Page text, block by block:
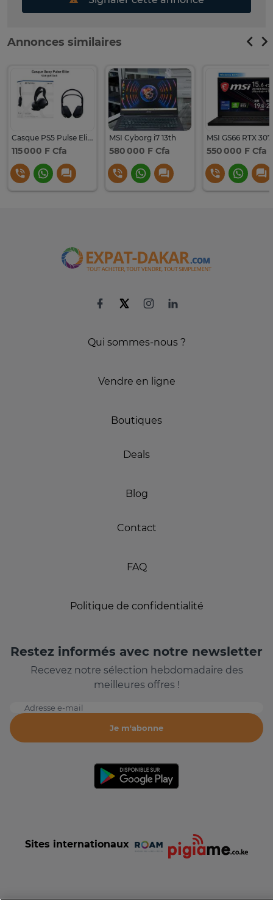
Annonces similaires
Casque PS5 Pulse Elite Black
115 000 F Cfa
MSI Cyborg i7 13th
580 000 F Cfa
MSI GS66 RTX
550 000 F Cfa
Qui sommes-nous ?
Vendre en ligne
Boutiques
Deals
Blog
Contact
FAQ
Politique de confidentialité
Restez informés avec notre newsletter
Recevez notre sélection hebdomadaire des
meilleures offres !
Adresse e-mail
Je m'abonne
Sites internationaux